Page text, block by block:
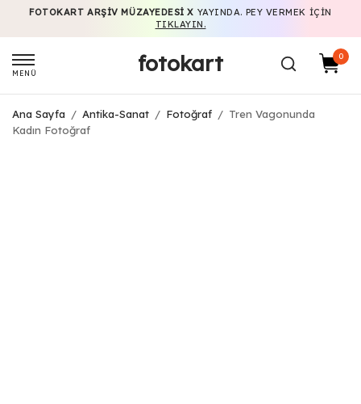
FOTOKART ARŞIV MÜZAYEDESI X YAYINDA. PEY VERMEK IÇIN
TIKLAYIN.
MENÜ fotokart 0
Ana Sayfa / Antika-Sanat / Fotoğraf / Tren Vagonunda
Kadın Fotoğraf